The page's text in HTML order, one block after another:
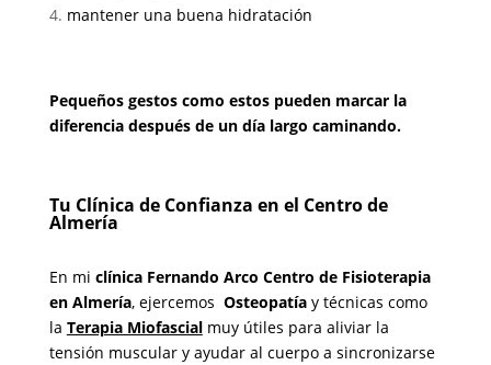
mantener una buena hidratación
Pequeños gestos como estos pueden marcar la
diferencia después de un día largo caminando.
Tu Clínica de Confianza en el Centro de
Almería
En mi clínica Fernando Arco Centro de Fisioterapia
en Almería, ejercemos Osteopatíay técnicas como
la Terapia Miofascialmuy útiles para aliviar la
tensión muscular y ayudar al cuerpo a sincronizarse